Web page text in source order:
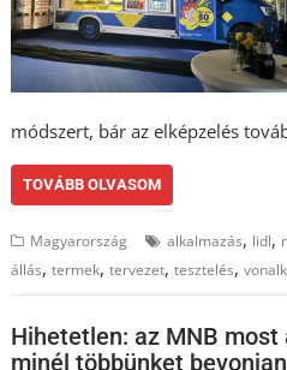
módszert, bár az elképzelés
TOVÁBB OLVASOM
Magyarország alkalmazás, lidl,
állás,termek,tervezet,tesztelés,
Hihetetlen: az MNB
minél többünket